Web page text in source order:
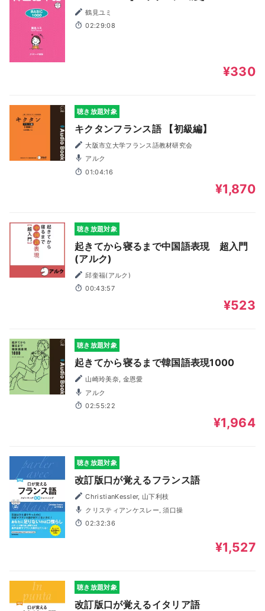
鶴見ユミ
02:29:08
¥330
聴き放題対象
キクタンフランス語 【初級編】
大阪市立大学フランス語教材研究会
アルク
01:04:16
¥1,870
聴き放題対象
起きてから寝るまで中国語表現 超入門
(アルク)
邱奎福(アルク)
00:43:57
¥523
聴き放題対象
起きてから寝るまで韓国語表現1000
山崎玲美奈, 金恩愛
アルク
02:55:22
¥1,964
聴き放題対象
改訂版口が覚えるフランス語
ChristianKessler, 山下利枝
クリスティアンケスレー, 須口操
02:32:36
¥1,527
聴き放題対象
改訂版口が覚えるイタリア語